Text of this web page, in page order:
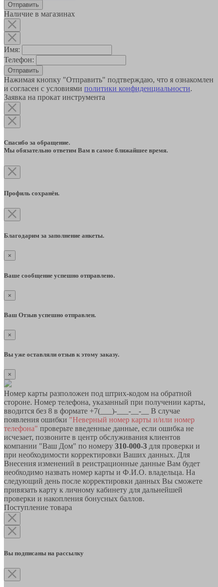
Наличие в магазинах
Имя:
Телефон:
Отправить
Нажимая кнопку "Отправить" подтверждаю, что я ознакомлен
и согласен с условиями политики конфиденциальности.
Заявка на прокат инструмента
Спасибо за обращение.
Мы обязательно ответим Вам в самое ближайшее время.
Профиль сохранён.
Благодарим за заполнение анкеты.
×
Ваше сообщение успешно отправлено.
×
Ваш Отзыв успешно отправлен.
×
Вы уже оставляли отзыв к этому заказу.
×
Номер карты разположен под штрих-кодом на обратной
стороне. Номер телефона, указанный при получении карты,
вводится без 8 в формате +7(___)-___-__-__ В случае
появления ошибки "Неверный номер карты и/или номер
телефона" проверьте введенные данные, если ошибка не
исчезает, позвоните в центр обслуживания клиентов
компании "Ваш Дом" по номеру 310-000-3 для проверки и
при необходимости корректировки Ваших данных. Для
Внесения изменений в реистрационные данные Вам будет
необходимо назвать номер карты и Ф.И.О. владельца. На
следующий день после корректировки данных Вы сможете
привязать карту к личному кабинету для дальнейшей
проверки и накопления бонусных баллов.
Поступление товара
Вы подписаны на рассылку